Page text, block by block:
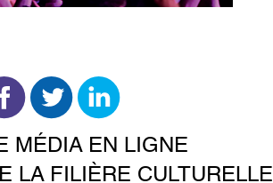
MÉDIA EN LIGNE
LA FILIÈRE CULTURELLE